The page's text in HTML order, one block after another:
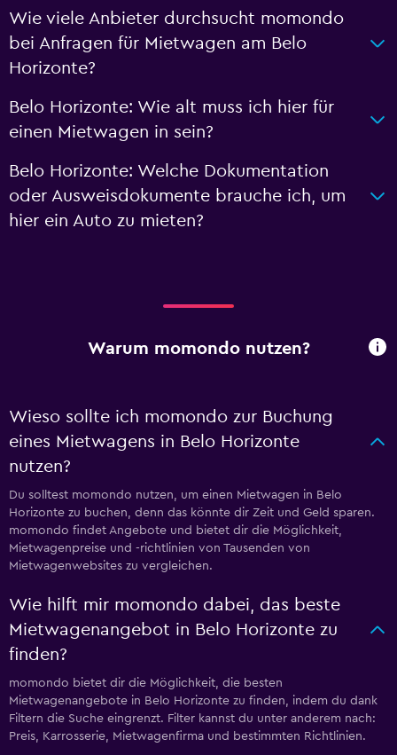
Wie viele Anbieter durchsucht momondo
bei Anfragen für Mietwagen am Belo
Horizonte?
Belo Horizonte: Wie alt muss ich hier für
einen Mietwagen in sein?
Belo Horizonte: Welche Dokumentation
oder Ausweisdokumente brauche ich, um
hier ein Auto zu mieten?
Warum momondo nutzen?
Wieso sollte ich momondo zur Buchung
eines Mietwagens in Belo Horizonte
nutzen?
Du solltest momondo nutzen, um einen Mietwagen in Belo
Horizonte zu buchen, denn das könnte dir Zeit und Geld sparen.
momondo findet Angebote und bietet dir die Möglichkeit,
Mietwagenpreise und -richtlinien von Tausenden von
Mietwagenwebsites zu vergleichen.
Wie hilft mir momondo dabei, das beste
Mietwagenangebot in Belo Horizonte zu
finden?
momondo bietet dir die Möglichkeit, die besten
Mietwagenangebote in Belo Horizonte zu finden, indem du dank
Filtern die Suche eingrenzt. Filter kannst du unter anderem nach:
Preis, Karrosserie, Mietwagenfirma und bestimmten Richtlinien.